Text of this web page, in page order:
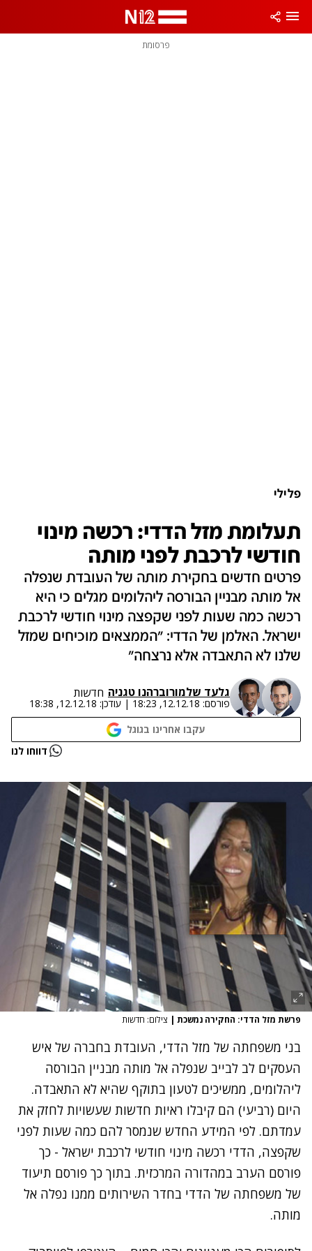
פרסומת
פלילי
תעלומת מזל הדדי: רכשה מינוי
חודשי לרכבת לפני מותה
פרטים חדשים בחקירת מותה של העובדת שנפלה
אל מותה מבניין הבורסה ליהלומים מגלים כי היא
רכשה כמה שעות לפני שקפצה מינוי חודשי לרכבת
ישראל. האלמן של הדדי: "הממצאים מוכיחים שמזל
שלנו לא התאבדה אלא נרצחה"
גלעד שלמורוברהנו טגניה חדשות
פורסם: 12.12.18, 18:23
| עודכן: 12.12.18, 18:38
עקבו אחרינו בגוגל
נתקלנו בבעיה דווחו לנו
פרשת מזל הדדי: החקירה נמשכת | צילום: חדשות
בני משפחתה של מזל הדדי, העובדת בחברה של איש
העסקים לב לבייב שנפלה אל מותה מבניין הבורסה
ליהלומים, ממשיכים לטעון בתוקף שהיא לא התאבדה.
היום (רביעי) הם קיבלו ראיות חדשות שעשויות לחזק את
עמדתם. לפי המידע החדש שנמסר להם כמה שעות לפני
שקפצה, הדדי רכשה מינוי חודשי לרכבת ישראל - כך
פורסם הערב במהדורה המרכזית. בתוך כך פורסם תיעוד
של משפחתה של הדדי בחדר השירותים ממנו נפלה אל
מותה.